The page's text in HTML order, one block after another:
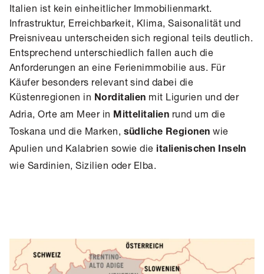
Italien ist kein einheitlicher Immobilienmarkt.
Infrastruktur, Erreichbarkeit, Klima, Saisonalität und
Preisniveau unterscheiden sich regional teils deutlich.
Entsprechend unterschiedlich fallen auch die
Anforderungen an eine Ferienimmobilie aus. Für
Käufer besonders relevant sind dabei die
Küstenregionen in Norditalien mit Ligurien und der
Adria, Orte am Meer in Mittelitalien rund um die
Toskana und die Marken, südliche Regionen wie
Apulien und Kalabrien sowie die italienischen Inseln
wie Sardinien, Sizilien oder Elba.